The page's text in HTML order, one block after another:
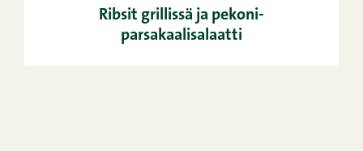
Ribsit grillissä ja pekoni-
parsakaalisalaatti